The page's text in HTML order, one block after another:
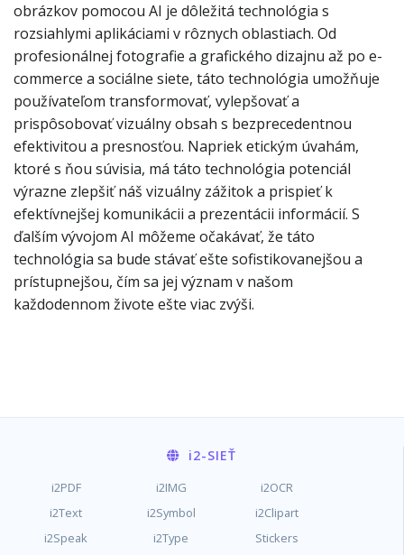
obrázkov pomocou AI je dôležitá technológia s
rozsiahlymi aplikáciami v rôznych oblastiach. Od
profesionálnej fotografie a grafického dizajnu až po e-
commerce a sociálne siete, táto technológia umožňuje
používateľom transformovať, vylepšovať a
prispôsobovať vizuálny obsah s bezprecedentnou
efektivitou a presnosťou. Napriek etickým úvahám,
ktoré s ňou súvisia, má táto technológia potenciál
výrazne zlepšiť náš vizuálny zážitok a prispieť k
efektívnejšej komunikácii a prezentácii informácií. S
ďalším vývojom AI môžeme očakávať, že táto
technológia sa bude stávať ešte sofistikovanejšou a
prístupnejšou, čím sa jej význam v našom
každodennom živote ešte viac zvýši.
i2-SIEŤ
i2PDF i2IMG
i2OCR
i2Text
i2Symbol
i2Clipart
i2Speak
i2Type Stickers